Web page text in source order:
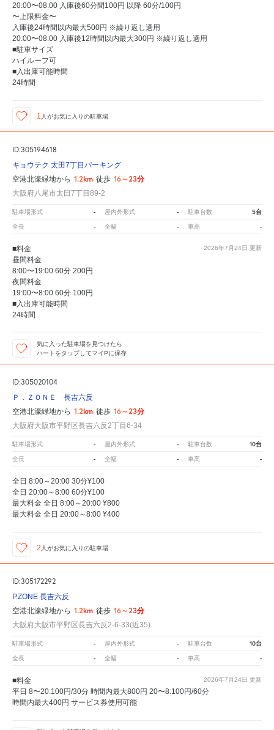
20:00〜08:00 入庫後60分間100円 以降 60分/100円
〜上限料金〜
入庫後24時間以内最大500円 ※繰り返し適用
20:00〜08:00 入庫後12時間以内最大300円 ※繰り返し適用
■駐車サイズ
ハイルーフ可
■入出庫可能時間
24時間
1 人がお気に入りの駐車場
ID:305194618
キョウテク 太田7丁目パーキング
空港北濠緑地から 1.2km 徒歩 16～23分
大阪府八尾市太田7丁目89-2
駐車場形式 - 屋内外形式 - 駐車台数 5台
全長 - 全幅 - 車高 -
2026年7月24日 更新
■料金
昼間料金
8:00〜19:00 60分 200円
夜間料金
19:00〜8:00 60分 100円
■入出庫可能時間
24時間
気に入った駐車場を見つけたら
ハートをタップしてマイPに保存
ID:305020104
Ｐ．ＺＯＮＥ 長吉六反
空港北濠緑地から 1.2km 徒歩 16～23分
大阪府大阪市平野区長吉六反2丁目6-34
駐車場形式 - 屋内外形式 - 駐車台数 10台
全長 - 全幅 - 車高 -
全日 8:00～20:00 30分¥100
全日 20:00～8:00 60分¥100
最大料金 全日 8:00～20:00 ¥800
最大料金 全日 20:00～8:00 ¥400
2 人がお気に入りの駐車場
ID:305172292
P.ZONE 長吉六反
空港北濠緑地から 1.2km 徒歩 16～23分
大阪府大阪市平野区長吉六反2-6-33(近35)
駐車場形式 - 屋内外形式 - 駐車台数 10台
全長 - 全幅 - 車高 -
2026年7月24日 更新
■料金
平日 8〜20:100円/30分 時間内最大800円 20〜8:100円/60分
時間内最大400円 サービス券使用可能